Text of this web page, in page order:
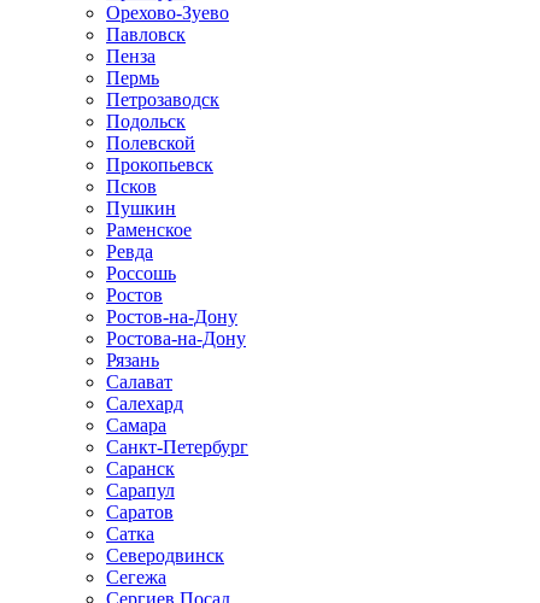
Орехово-Зуево
Павловск
Пенза
Пермь
Петрозаводск
Подольск
Полевской
Прокопьевск
Псков
Пушкин
Раменское
Ревда
Россошь
Ростов
Ростов-на-Дону
Ростова-на-Дону
Рязань
Салават
Салехард
Самара
Санкт-Петербург
Саранск
Сарапул
Саратов
Сатка
Северодвинск
Сегежа
Сергиев Посад